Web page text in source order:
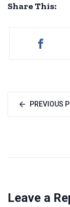
Share This:
PREVIOUS
Leave a